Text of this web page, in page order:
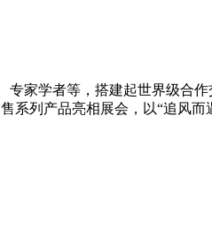
家学者等，搭建起世界级合作
系列产品亮相展会，以“追风而